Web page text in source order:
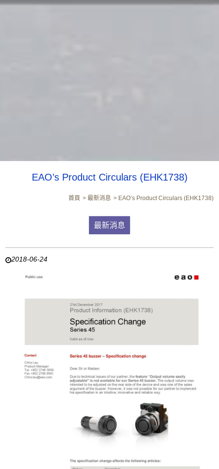
EAO’s Product Circulars (EHK1738)
首頁 最新消息 EAO’s Product Circulars (EHK1738)
最新消息
2018-06-24